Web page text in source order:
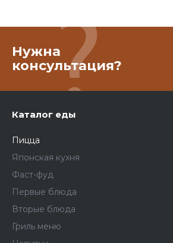
Нужна
консультация?
Каталог еды
Пицца
Японская кухня
Фаст-фуд
Первые блюда
Вторые блюда
Гриль меню